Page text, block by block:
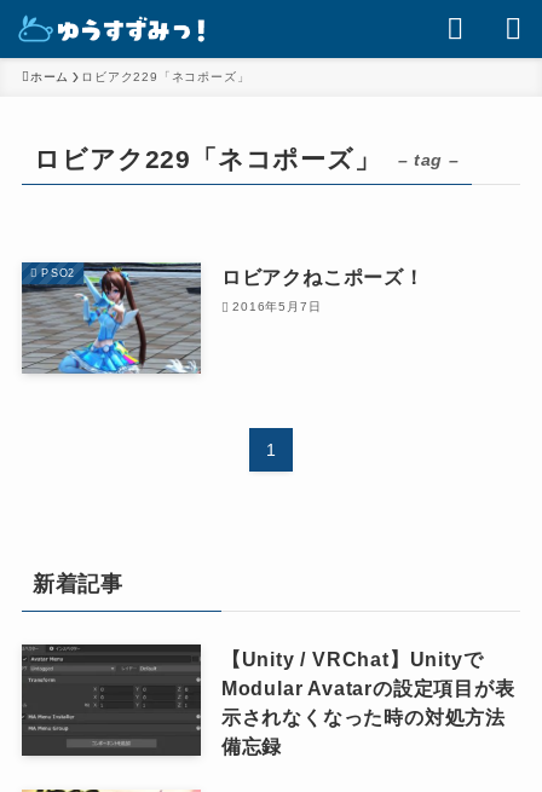
ホーム ロビアク229「ネコポーズ」
ロビアク229「ネコポーズ」 – tag –
PSO2 ロビアクねこポーズ！
2016年5月7日
1
新着記事
【Unity / VRChat】Unityで
Modular Avatarの設定項目が表
示されなくなった時の対処方法
備忘録